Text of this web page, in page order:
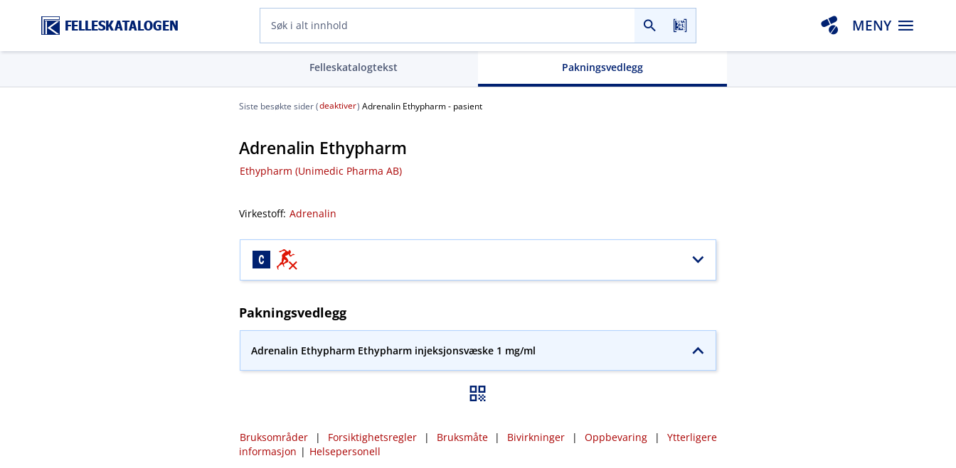
FELLESKATALOGEN MENY
Felleskatalogtekst Pakningsvedlegg
Siste besøkte sider (deaktiver) Adrenalin Ethypharm - pasient
Adrenalin Ethypharm
Ethypharm (Unimedic Pharma AB)
Virkestoff: Adrenalin
Pakningsvedlegg
Adrenalin Ethypharm Ethypharm injeksjonsvæske 1 mg/ml
Bruksområder | Forsiktighetsregler | Bruksmåte | Bivirkninger | Oppbevaring | Ytterligere
informasjon | Helsepersonell